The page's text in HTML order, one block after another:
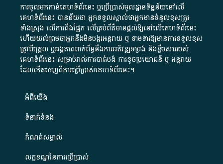
ការចូលមកកាន់គេហទំព័រនេះ ឬប្រើប្រាស់មូលដ្ឋានទិន្នន័យនៅលើ
គេហទំព័រនេះ បានន័យថា អ្នកទទួលស្គាល់ថាអ្នកមានទំនួលខុសត្រូវ
ទាំងស្រុង លើការពឹងផ្អែក លើគ្រប់ព័ត៌មានផ្តល់ឱ្យនៅលើគេហទំព័រនេះ
ហើយយល់ព្រមថាអ្នកនឹងមិនបង្ករអន្តរាយ ឬ ទាមទារ​ឱ្យមានការទទួលខុស​
ត្រូវពីបុគ្គល ឬអង្គភាពពាក់ព័ន្ធនឹងការអភិវឌ្ឍទម្រង់ និងខ្លឹមសាររបស់
គេហទំព័រនេះ សម្រាប់រាល់ការបាត់បង់ ការខូចប្រយោជន៍ ឬ អន្តរាយ
ដែលកើតចេញពីការប្រើប្រាស់គេហទំព័រនេះ។
អំពី​យើង​
ទំនាក់ទំនង
កំណត់សម្គាល់
លក្ខខណ្ឌនៃការប្រើប្រាស់